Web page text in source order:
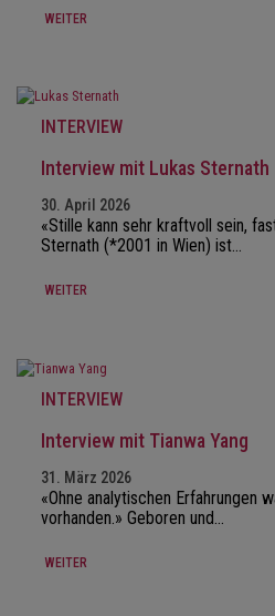
WEITER
INTERVIEW
Interview mit Lukas Sternath
30. April 2026
«Stille kann sehr kraftvoll sein,
Sternath (*2001 in Wien) ist…
WEITER
INTERVIEW
Interview mit Tianwa Yang
31. März 2026
«Ohne analytischen Erfahrungen
vorhanden.» Geboren und…
WEITER